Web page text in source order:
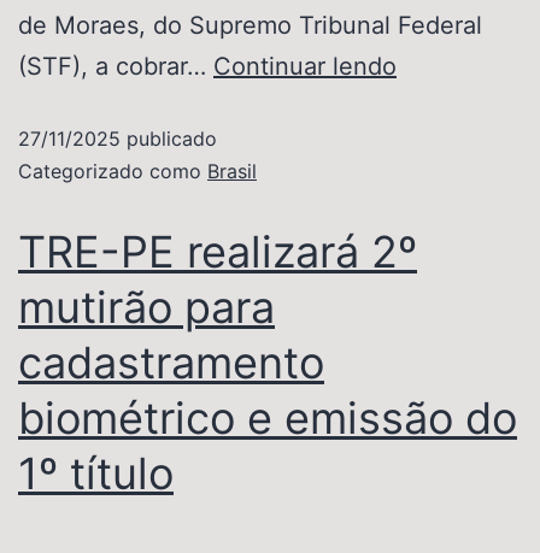
de Moraes, do Supremo Tribunal Federal
(STF), a cobrar… Continuar lendo
27/11/2025 publicado
Categorizado como Brasil
TRE-PE realizará 2º
mutirão para
cadastramento
biométrico e emissão do
1º título